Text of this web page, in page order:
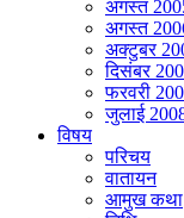
अगस्त
अगस्त
अक्टुबर
दिसंबर
फरवरी
जुलाई
विषय
परिचय
वातायन
आमुख कथा